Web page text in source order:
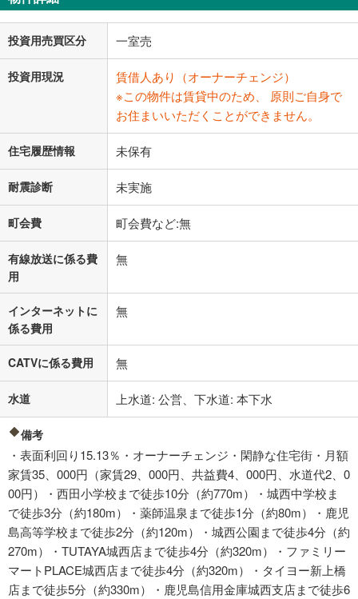
投資用売買区分 一室売
投資用現況
賃借人あり（オーナーチェンジ）
※この物件は賃貸中のため、 原則ご自身で
お住まいいただくことができません。
住宅履歴情報 未保有
耐震診断 未実施
町会費 町会費など:無
有線放送に係る費
用
無
インターネットに
係る費用
無
CATVに係る費用 無
水道 上水道: 公営、下水道: 本下水
備考
・表面利回り15.13％・オーナーチェンジ・閑静な住宅街・月額
家賃35、000円（家賃29、000円、共益費4、000円、水道代2、0
00円）・西田小学校まで徒歩10分（約770m）・城西中学校ま
で徒歩3分（約180m）・薬師温泉まで徒歩1分（約80m）・鹿児
島高等学校まで徒歩2分（約120m）・城西公園まで徒歩4分（約
270m）・TUTAYA城西店まで徒歩4分（約320m）・ファミリー
マートPLACE城西店まで徒歩4分（約320m）・タイヨー新上橋
店まで徒歩5分（約330m）・鹿児島信用金庫城西支店まで徒歩6